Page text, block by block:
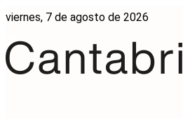
viernes, 7 de agosto de 2026